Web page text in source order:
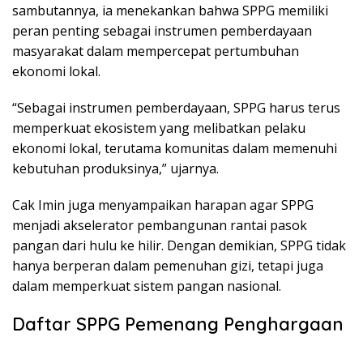
sambutannya, ia menekankan bahwa SPPG memiliki
peran penting sebagai instrumen pemberdayaan
masyarakat dalam mempercepat pertumbuhan
ekonomi lokal.
“Sebagai instrumen pemberdayaan, SPPG harus terus
memperkuat ekosistem yang melibatkan pelaku
ekonomi lokal, terutama komunitas dalam memenuhi
kebutuhan produksinya,” ujarnya.
Cak Imin juga menyampaikan harapan agar SPPG
menjadi akselerator pembangunan rantai pasok
pangan dari hulu ke hilir. Dengan demikian, SPPG tidak
hanya berperan dalam pemenuhan gizi, tetapi juga
dalam memperkuat sistem pangan nasional.
Daftar SPPG Pemenang Penghargaan